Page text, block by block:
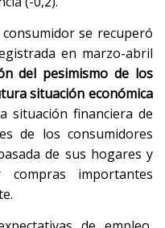
se recuperó
en marzo-abril
del pesimismo de los
situación económica
situación financiera de
de los consumidores
de sus hogares y
importantes